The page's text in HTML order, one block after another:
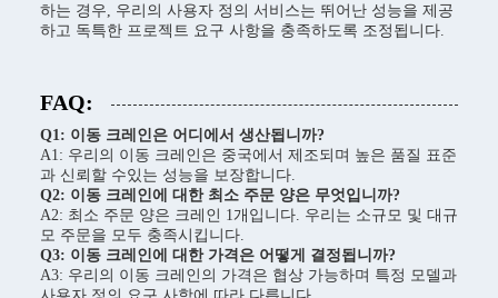
하는 경우, 우리의 사용자 정의 서비스는 뛰어난 성능을 제공
하고 독특한 프로젝트 요구 사항을 충족하도록 조정됩니다.
FAQ:
Q1: 이동 크레인은 어디에서 생산됩니까?
A1: 우리의 이동 크레인은 중국에서 제조되며 높은 품질 표준
과 신뢰할 수있는 성능을 보장합니다.
Q2: 이동 크레인에 대한 최소 주문 양은 무엇입니까?
A2: 최소 주문 양은 크레인 1개입니다. 우리는 소규모 및 대규
모 주문을 모두 충족시킵니다.
Q3: 이동 크레인에 대한 가격은 어떻게 결정됩니까?
A3: 우리의 이동 크레인의 가격은 협상 가능하며 특정 모델과